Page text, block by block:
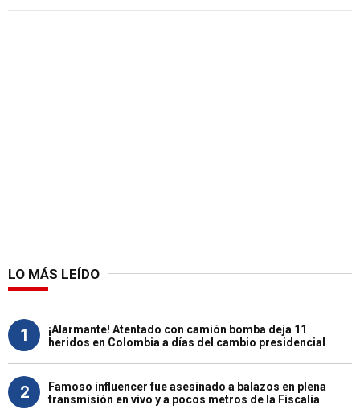
LO MÁS LEÍDO
1
¡Alarmante! Atentado con camión bomba deja 11
heridos en Colombia a días del cambio presidencial
2
Famoso influencer fue asesinado a balazos en plena
transmisión en vivo y a pocos metros de la Fiscalía